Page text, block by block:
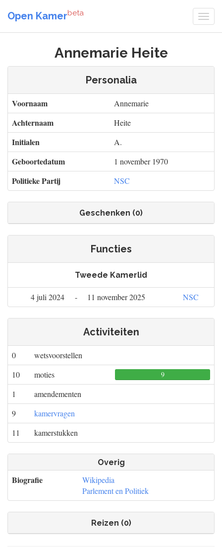
Open Kamerbeta
Annemarie Heite
Personalia
Voornaam Annemarie
Achternaam Heite
Initialen A.
Geboortedatum 1 november 1970
Politieke Partij NSC
Geschenken (0)
Functies
Tweede Kamerlid
4 juli 2024 - 11 november 2025 NSC
Activiteiten
0
wetsvoorstellen
10
moties 9
1
amendementen
9
kamervragen
11
kamerstukken
Overig
Biografie
Wikipedia
Parlement en Politiek
Reizen (0)